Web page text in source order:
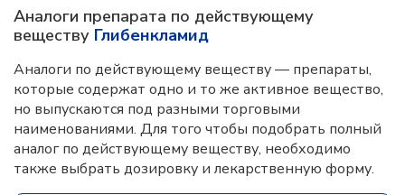
Аналоги препарата по действующему
веществу Глибенкламид
Аналоги по действующему веществу — препараты,
которые содержат одно и то же активное вещество,
но выпускаются под разными торговыми
наименованиями. Для того чтобы подобрать полный
аналог по действующему веществу, необходимо
также выбрать дозировку и лекарственную форму.